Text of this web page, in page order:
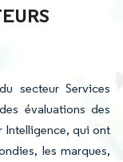
secteur Services
évaluations des
Intelligence, qui ont
les marques,